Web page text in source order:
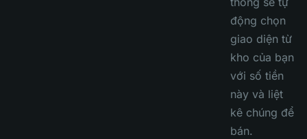
động chọn
giao diện từ
kho của bạn
với số tiền
này và liệt
kê chúng để
bán.